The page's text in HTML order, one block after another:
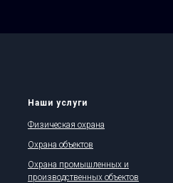
Наши услуги
Физическая охрана
Охрана объектов
Охрана промышленных и
производственных объектов